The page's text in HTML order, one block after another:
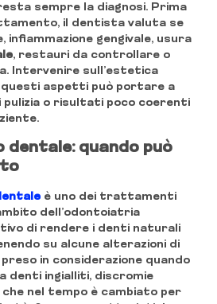
sempre la diagnosi. Prima
il dentista valuta se
infiammazione gengivale, usura
, restauri da controllare o
Intervenire sull’estetica
questi aspetti può portare a
o risultati poco coerenti
dentale: quando può
è uno dei trattamenti
dell’odontoiatria
di rendere i denti naturali
su alcune alterazioni di
in considerazione quando
denti ingialliti, discromie
nel tempo è cambiato per